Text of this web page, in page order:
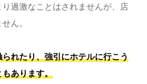
過激なことはされませんが、店
ん。
れたり、強引にホテルに行こう
あります。